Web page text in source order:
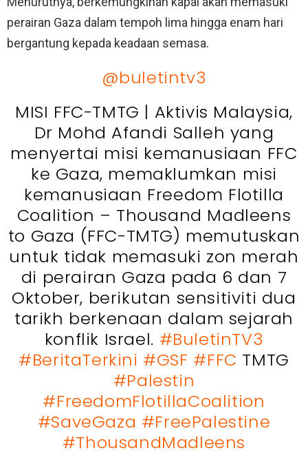
perairan Gaza dalam tempoh lima hingga enam hari
bergantung kepada keadaan semasa.
@buletintv3
MISI FFC-TMTG | Aktivis Malaysia,
Dr Mohd Afandi Salleh yang
menyertai misi kemanusiaan FFC
ke Gaza, memaklumkan misi
kemanusiaan Freedom Flotilla
Coalition – Thousand Madleens
to Gaza (FFC-TMTG) memutuskan
untuk tidak memasuki zon merah
di perairan Gaza pada 6 dan 7
Oktober, berikutan sensitiviti dua
tarikh berkenaan dalam sejarah
konflik Israel. #BuletinTV3
#BeritaTerkini #GSF #FFC TMTG
#Palestin
#FreedomFlotillaCoalition
#SaveGaza #FreePalestine
#ThousandMadleens